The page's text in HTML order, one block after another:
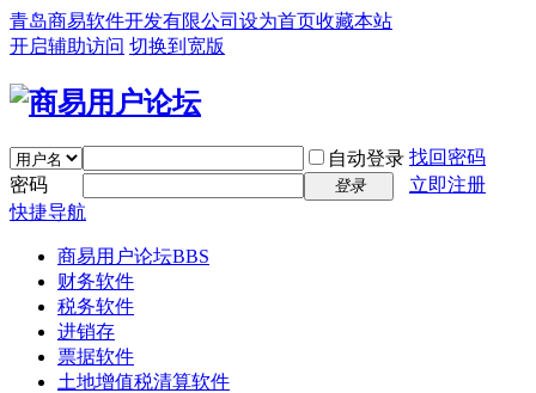
青岛商易软件开发有限公司 设为首页收藏本站
开启辅助访问 切换到宽版
自动登录 找回密码
密码
登录
立即注册
快捷导航
商易用户论坛BBS
财务软件
税务软件
进销存
票据软件
土地增值税清算软件